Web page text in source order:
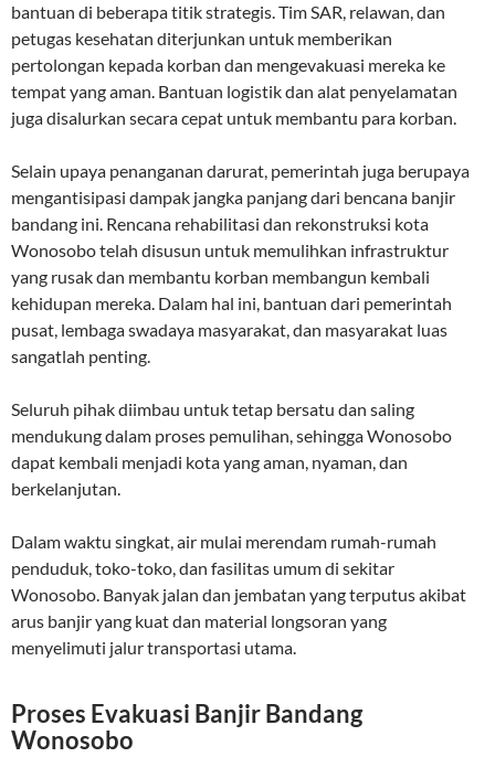
bantuan di beberapa titik strategis. Tim SAR, relawan, dan
petugas kesehatan diterjunkan untuk memberikan
pertolongan kepada korban dan mengevakuasi mereka ke
tempat yang aman. Bantuan logistik dan alat penyelamatan
juga disalurkan secara cepat untuk membantu para korban.
Selain upaya penanganan darurat, pemerintah juga berupaya
mengantisipasi dampak jangka panjang dari bencana banjir
bandang ini. Rencana rehabilitasi dan rekonstruksi kota
Wonosobo telah disusun untuk memulihkan infrastruktur
yang rusak dan membantu korban membangun kembali
kehidupan mereka. Dalam hal ini, bantuan dari pemerintah
pusat, lembaga swadaya masyarakat, dan masyarakat luas
sangatlah penting.
Seluruh pihak diimbau untuk tetap bersatu dan saling
mendukung dalam proses pemulihan, sehingga Wonosobo
dapat kembali menjadi kota yang aman, nyaman, dan
berkelanjutan.
Dalam waktu singkat, air mulai merendam rumah-rumah
penduduk, toko-toko, dan fasilitas umum di sekitar
Wonosobo. Banyak jalan dan jembatan yang terputus akibat
arus banjir yang kuat dan material longsoran yang
menyelimuti jalur transportasi utama.
Proses Evakuasi Banjir Bandang
Wonosobo